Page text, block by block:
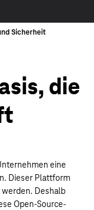
die
eine
Dieser Plattform
Deshalb
Open-Source-